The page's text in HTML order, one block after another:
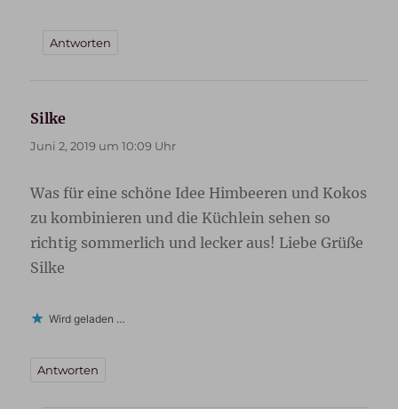
Antworten
Silke
Juni 2, 2019 um 10:09 Uhr
Was für eine schöne Idee Himbeeren und Kokos
zu kombinieren und die Küchlein sehen so
richtig sommerlich und lecker aus! Liebe Grüße
Silke
Wird geladen …
Antworten